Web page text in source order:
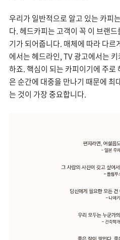
우리가 일반적으로 알고 있는 카피
다. 헤드카피는 고객이 꼭 이 브랜
기가 되어줍니다. 매체에 따라 다
에서는 헤드라인, TV 광고에서는
하죠. 핵심이 되는 카피이기에 주로
은 순간에 대중을 만나기 때문에 최
는 것이 가장 중요합니다.